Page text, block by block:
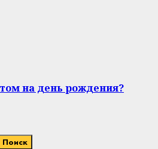
на день рождения?
Поиск